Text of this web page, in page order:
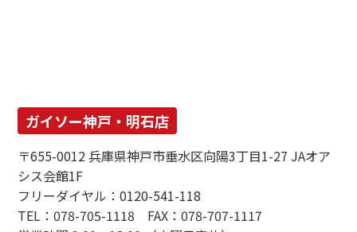
ガイソー神戸・明石店
〒655-0012 兵庫県神戸市垂水区向陽3丁目1-27 JAオア
シス会館1F
フリーダイヤル：0120-541-118
TEL：078-705-1118 FAX：078-707-1117